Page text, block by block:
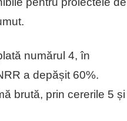
numărul 4, în
a depășit 60%.
brută, prin cererile 5 și